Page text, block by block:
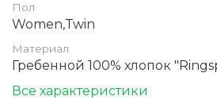
Пол
Women,Twin
Материал
Гребенной 100% хлопок
Все характеристики